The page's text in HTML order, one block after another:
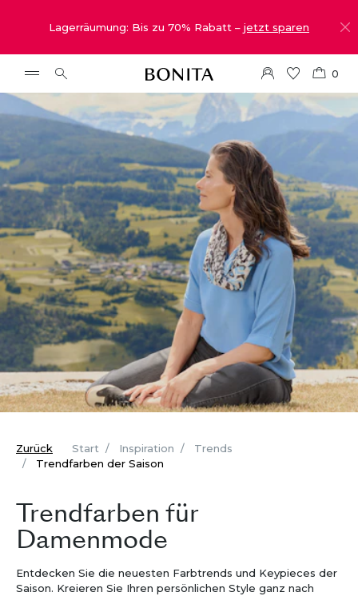
Lagerräumung: Bis zu 70% Rabatt – jetzt sparen
0
Zurück Start Inspiration
Trends
Trendfarben der Saison
Trendfarben für
Damenmode
Entdecken Sie die neuesten Farbtrends und Keypieces der
Saison. Kreieren Sie Ihren persönlichen Style ganz nach